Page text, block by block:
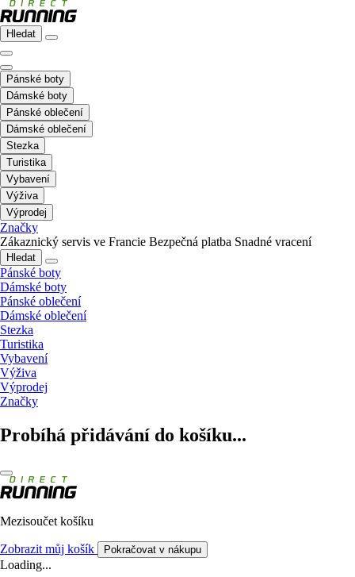
Hledat
Pánské boty
Dámské boty
Pánské oblečení
Dámské oblečení
Stezka
Turistika
Vybavení
Výživa
Výprodej
Značky
Zákaznický servis ve Francie Bezpečná platba Snadné vracení
Hledat
Pánské boty
Dámské boty
Pánské oblečení
Dámské oblečení
Stezka
Turistika
Vybavení
Výživa
Výprodej
Značky
Probíhá přidávání do košíku...
Mezisoučet košíku
Zobrazit můj košík Pokračovat v nákupu
Loading...